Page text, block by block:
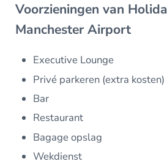
Voorzieningen van
Manchester Airport
Executive Lounge
Privé parkeren (extra kosten)
Bar
Restaurant
Bagage opslag
Wekdienst